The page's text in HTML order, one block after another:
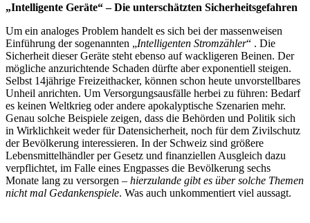
„Intelligente Geräte“ – Die unterschätzten Sicherheitsgefahren
Um ein analoges Problem handelt es sich bei der massenweisen
Einführung der sogenannten „Intelligenten Stromzähler“ . Die
Sicherheit dieser Geräte steht ebenso auf wackligeren Beinen. Der
mögliche anzurichtende Schaden dürfte aber exponentiell steigen.
Selbst 14jährige Freizeithacker, können schon heute unvorstellbares
Unheil anrichten. Um Versorgungsausfälle herbei zu führen: Bedarf
es keinen Weltkrieg oder andere apokalyptische Szenarien mehr.
Genau solche Beispiele zeigen, dass die Behörden und Politik sich
in Wirklichkeit weder für Datensicherheit, noch für dem Zivilschutz
der Bevölkerung interessieren. In der Schweiz sind größere
Lebensmittelhändler per Gesetz und finanziellen Ausgleich dazu
verpflichtet, im Falle eines Engpasses die Bevölkerung sechs
Monate lang zu versorgen – hierzulande gibt es über solche Themen
nicht mal Gedankenspiele. Was auch unkommentiert viel aussagt.